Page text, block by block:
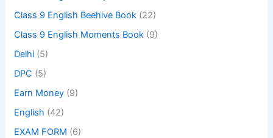
Class 9 English Beehive Book (22)
Class 9 English Moments Book (9)
Delhi (5)
DPC (5)
Earn Money (9)
English (42)
EXAM FORM (6)